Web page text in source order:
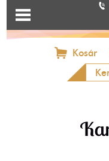
Kosár